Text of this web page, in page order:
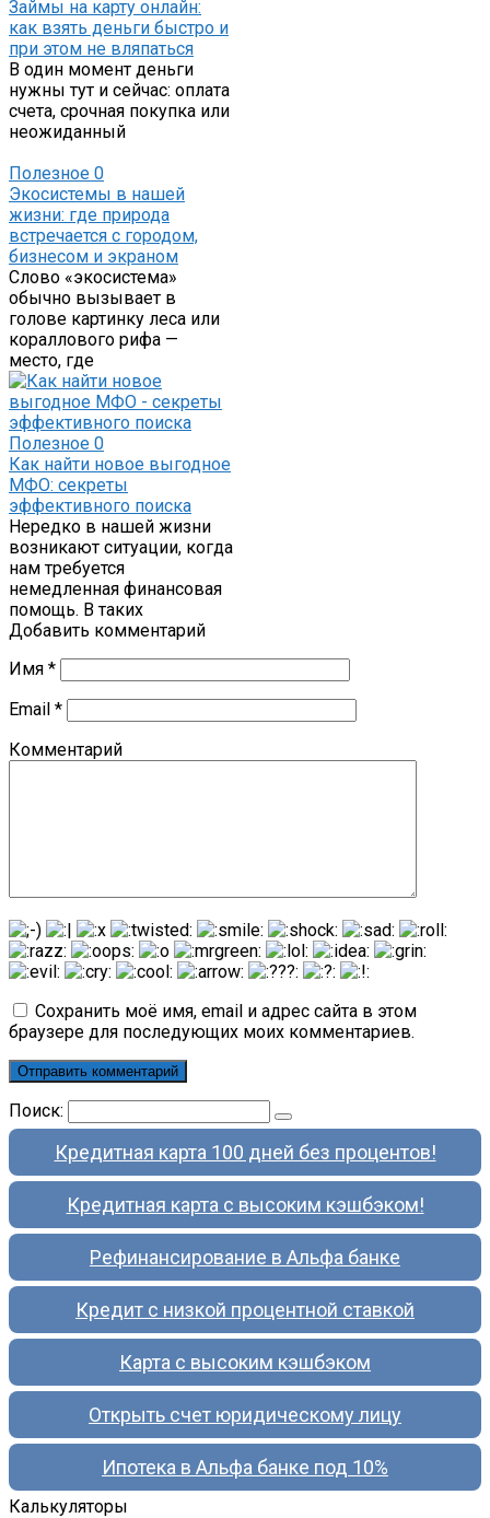
Займы на карту онлайн:
как взять деньги быстро и
при этом не вляпаться
В один момент деньги
нужны тут и сейчас: оплата
счета, срочная покупка или
неожиданный
Полезное 0
Экосистемы в нашей
жизни: где природа
встречается с городом,
бизнесом и экраном
Слово «экосистема»
обычно вызывает в
голове картинку леса или
кораллового рифа —
место, где
Полезное 0
Как найти новое выгодное
МФО: секреты
эффективного поиска
Нередко в нашей жизни
возникают ситуации, когда
нам требуется
немедленная финансовая
помощь. В таких
Добавить комментарий
Имя *
Email *
Комментарий
Сохранить моё имя, email и адрес сайта в этом
браузере для последующих моих комментариев.
Поиск:
Кредитная карта 100 дней без процентов!
Кредитная карта с высоким кэшбэком!
Рефинансирование в Альфа банке
Кредит с низкой процентной ставкой
Карта с высоким кэшбэком
Открыть счет юридическому лицу
Ипотека в Альфа банке под 10%
Калькуляторы